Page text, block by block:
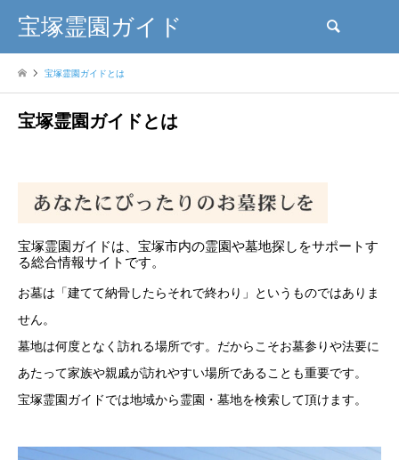
宝塚霊園ガイド
宝塚霊園ガイドとは
宝塚霊園ガイドとは
宝塚霊園ガイドは、宝塚市内の霊園や墓地探しをサポートす
る総合情報サイトです。
お墓は「建てて納骨したらそれで終わり」というものではありま
せん。
墓地は何度となく訪れる場所です。だからこそお墓参りや法要に
あたって家族や親戚が訪れやすい場所であることも重要です。
宝塚霊園ガイドでは地域から霊園・墓地を検索して頂けます。